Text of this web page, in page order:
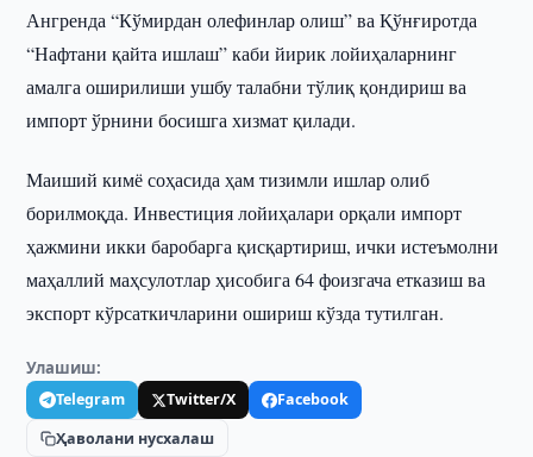
Ангренда “Кўмирдан олефинлар олиш” ва Қўнғиротда
“Нафтани қайта ишлаш” каби йирик лойиҳаларнинг
амалга оширилиши ушбу талабни тўлиқ қондириш ва
импорт ўрнини босишга хизмат қилади.
Маиший кимё соҳасида ҳам тизимли ишлар олиб
борилмоқда. Инвестиция лойиҳалари орқали импорт
ҳажмини икки баробарга қисқартириш, ички истеъмолни
маҳаллий маҳсулотлар ҳисобига 64 фоизгача етказиш ва
экспорт кўрсаткичларини ошириш кўзда тутилган.
Улашиш:
Telegram Twitter/X
Facebook
Ҳаволани нусхалаш